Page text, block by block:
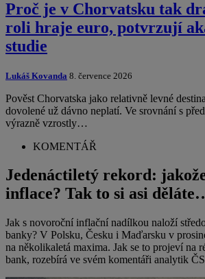
Proč je v Chorvatsku tak
roli hraje euro, potvrzují
studie
Lukáš Kovanda 8. července 2026
Pověst Chorvatska jako relativně levné
dovolené už dávno neplatí. Ve srovnání s
výrazně vzrostly…
KOMENTÁŘ
Jedenáctiletý rekord:
inflace? Tak to si asi
Jak s novoroční inflační nadílkou naloží
banky? V Polsku, Česku i Maďarsku v
na několikaletá maxima. Jak se to projeví na
bank, rozebírá ve svém komentáři analytik